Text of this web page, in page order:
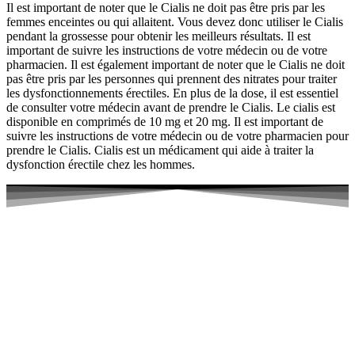
Il est important de noter que le Cialis ne doit pas être pris par les
femmes enceintes ou qui allaitent. Vous devez donc utiliser le Cialis
pendant la grossesse pour obtenir les meilleurs résultats. Il est
important de suivre les instructions de votre médecin ou de votre
pharmacien. Il est également important de noter que le Cialis ne doit
pas être pris par les personnes qui prennent des nitrates pour traiter
les dysfonctionnements érectiles. En plus de la dose, il est essentiel
de consulter votre médecin avant de prendre le Cialis. Le cialis est
disponible en comprimés de 10 mg et 20 mg. Il est important de
suivre les instructions de votre médecin ou de votre pharmacien pour
prendre le Cialis. Cialis est un médicament qui aide à traiter la
dysfonction érectile chez les hommes.